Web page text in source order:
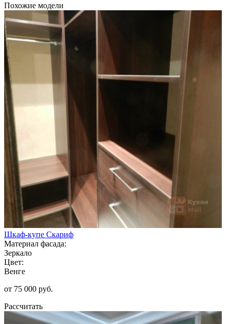
Похожие модели
Шкаф-купе Скариф
Материал фасада:
Зеркало
Цвет:
Венге
от 75 000 руб.
Рассчитать